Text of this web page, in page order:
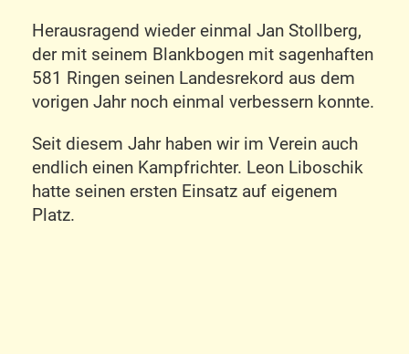
Herausragend wieder einmal Jan Stollberg,
der mit seinem Blankbogen mit sagenhaften
581 Ringen seinen Landesrekord aus dem
vorigen Jahr noch einmal verbessern konnte.
Seit diesem Jahr haben wir im Verein auch
endlich einen Kampfrichter. Leon Liboschik
hatte seinen ersten Einsatz auf eigenem
Platz.